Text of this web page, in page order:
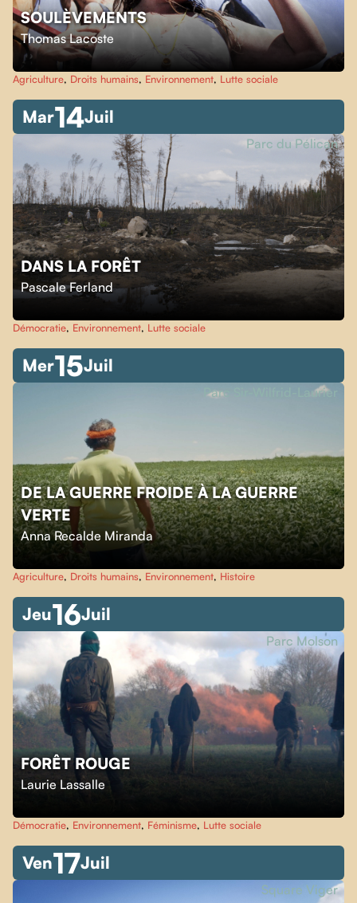
SOULÈVEMENTS
Thomas Lacoste
Agriculture, Droits humains, Environnement, Lutte sociale
Mar14Juil
DANS LA FORÊT
Pascale Ferland
Parc du Pélican
Démocratie, Environnement, Lutte sociale
Mer15Juil
DE LA GUERRE FROIDE À LA GUERRE
VERTE
Anna Recalde Miranda
Parc Sir-Wilfrid-Laurier
Agriculture, Droits humains, Environnement, Histoire
Jeu16Juil
FORÊT ROUGE
Laurie Lassalle
Parc Molson
Démocratie, Environnement, Féminisme, Lutte sociale
Ven17Juil
Square Viger